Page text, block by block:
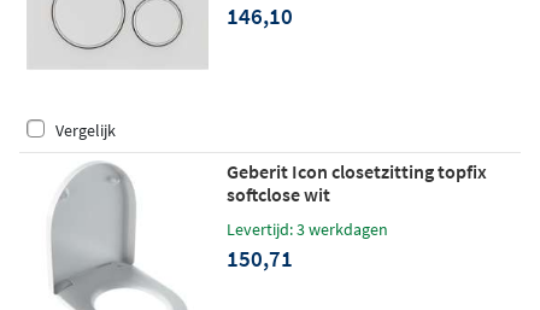
146,10
Vergelijk
Geberit Icon closetzitting topfix
softclose wit
Levertijd: 3 werkdagen
150,71